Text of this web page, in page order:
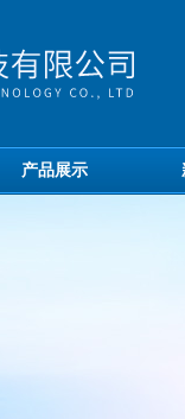
产品展示